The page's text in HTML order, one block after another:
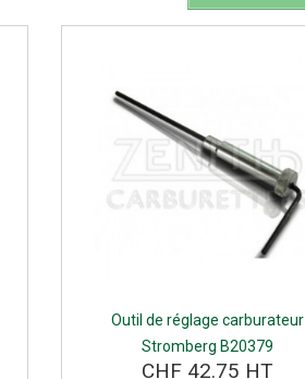
Outil de réglage carburateur
Stromberg B20379
CHF 42.75 HT